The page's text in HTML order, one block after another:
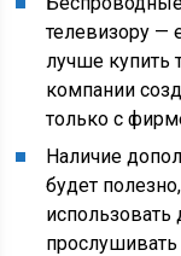
телевизору —
лучше купить
компании
только с
Наличие
будет